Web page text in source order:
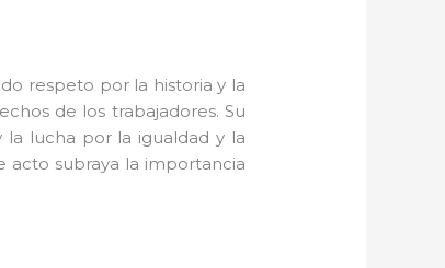
respeto por la historia y la
de los trabajadores. Su
lucha por la igualdad y la
acto subraya la importancia